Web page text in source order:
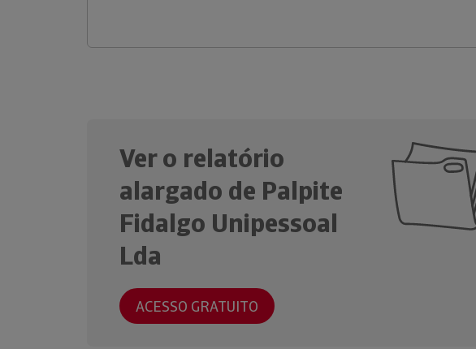
Ver o relatório
alargado de Palpite
Fidalgo Unipessoal
Lda
ACESSO GRATUITO